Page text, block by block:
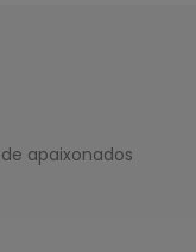
apaixonados